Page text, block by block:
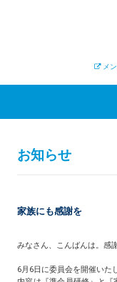
メ
お知らせ
家族にも感謝を
みなさん、こんばんは。感
6月6日に委員会を開催いた